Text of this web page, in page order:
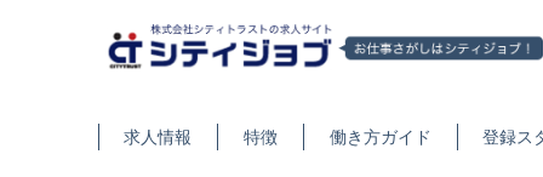
求人情報 特徴 働き方ガイド 登録ス